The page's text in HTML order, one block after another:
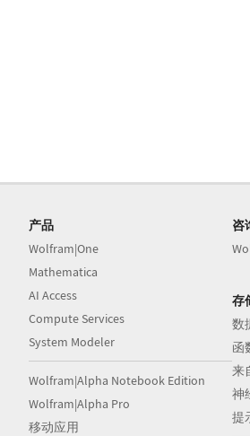
产品
Wolfram|One
Mathematica
AI Access
Compute Services
System Modeler
Wolfram|Alpha Notebook Edition
Wolfram|Alpha Pro
移动应用
咨
存
数
函
来
神
提